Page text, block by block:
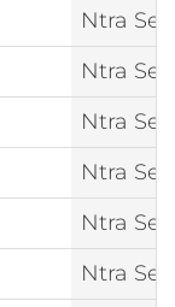
Ntra
Ntra
Ntra
Ntra
Ntra
Ntra